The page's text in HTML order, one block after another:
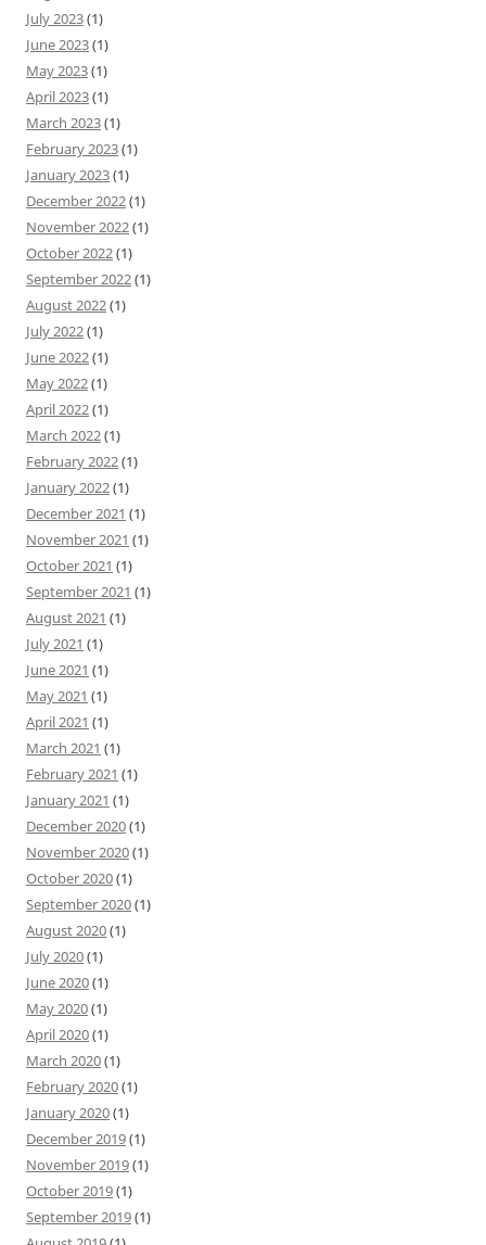
July 2023(1)
June 2023(1)
May 2023(1)
April 2023(1)
March 2023(1)
February 2023(1)
January 2023(1)
December 2022(1)
November 2022(1)
October 2022(1)
September 2022(1)
August 2022(1)
July 2022(1)
June 2022(1)
May 2022(1)
April 2022(1)
March 2022(1)
February 2022(1)
January 2022(1)
December 2021 (1)
November 2021 (1)
October 2021 (1)
September 2021 (1)
August 2021 (1)
July 2021 (1)
June 2021 (1)
May 2021 (1)
April 2021 (1)
March 2021 (1)
February 2021 (1)
January 2021 (1)
December 2020(1)
November 2020(1)
October 2020(1)
September 2020(1)
August 2020(1)
July 2020(1)
June 2020(1)
May 2020(1)
April 2020(1)
March 2020(1)
February 2020(1)
January 2020(1)
December 2019(1)
November 2019(1)
October 2019(1)
September 2019(1)